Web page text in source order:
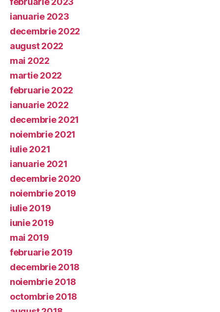
ianuarie 2023
decembrie 2022
august 2022
mai 2022
martie 2022
februarie 2022
ianuarie 2022
decembrie 2021
noiembrie 2021
iulie 2021
ianuarie 2021
decembrie 2020
noiembrie 2019
iulie 2019
iunie 2019
mai 2019
februarie 2019
decembrie 2018
noiembrie 2018
octombrie 2018